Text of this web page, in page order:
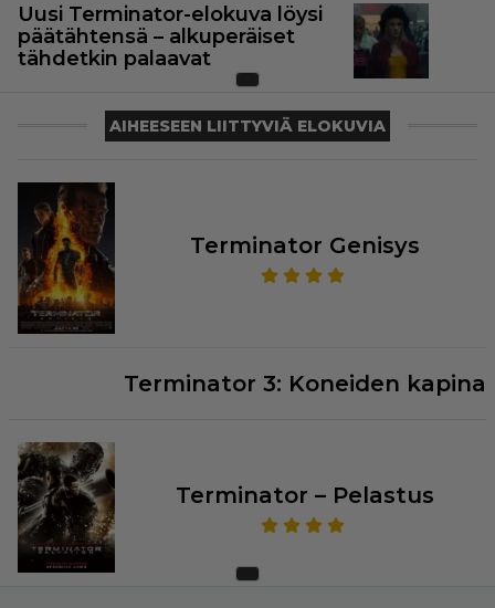
Uusi Terminator-elokuva löysi
päätähtensä – alkuperäiset
tähdetkin palaavat
AIHEESEEN LIITTYVIÄ ELOKUVIA
Terminator Genisys
Terminator 3: Koneiden kapina
Terminator – Pelastus